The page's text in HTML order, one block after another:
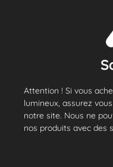
Attention ! Si vous
lumineux, assurez
notre site. Nous ne
nos produits avec des